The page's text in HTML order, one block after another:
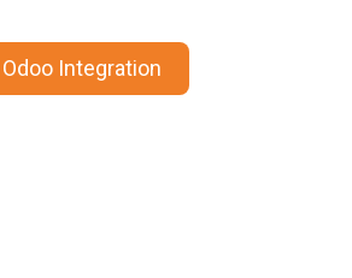
Odoo Integration